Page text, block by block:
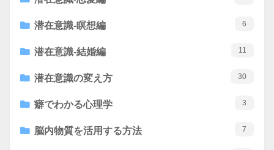
潜在意識-瞑想編 6
潜在意識-結婚編 11
潜在意識の変え方 30
癖でわかる心理学 3
脳内物質を活用する方法 7